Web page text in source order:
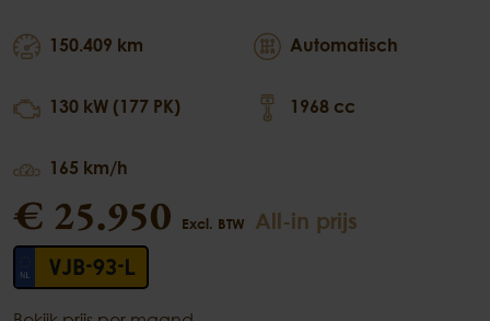
150.409 km
130 kW (177 PK)
165 km/h
Automatisch
1968 cc
€ 25.950 Excl. BTW All-in prijs
VJB-93-L